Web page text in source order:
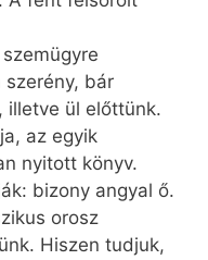
szerény, bár
illetve ül előttünk.
az egyik
nyitott könyv.
bizony angyal ő.
orosz
Hiszen tudjuk,